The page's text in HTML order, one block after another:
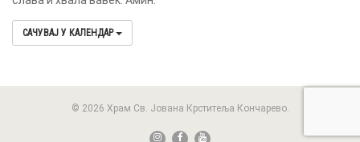
САЧУВАЈ У КАЛЕНДАР
© 2026 Храм Св. Јована Крститеља Кончарево.